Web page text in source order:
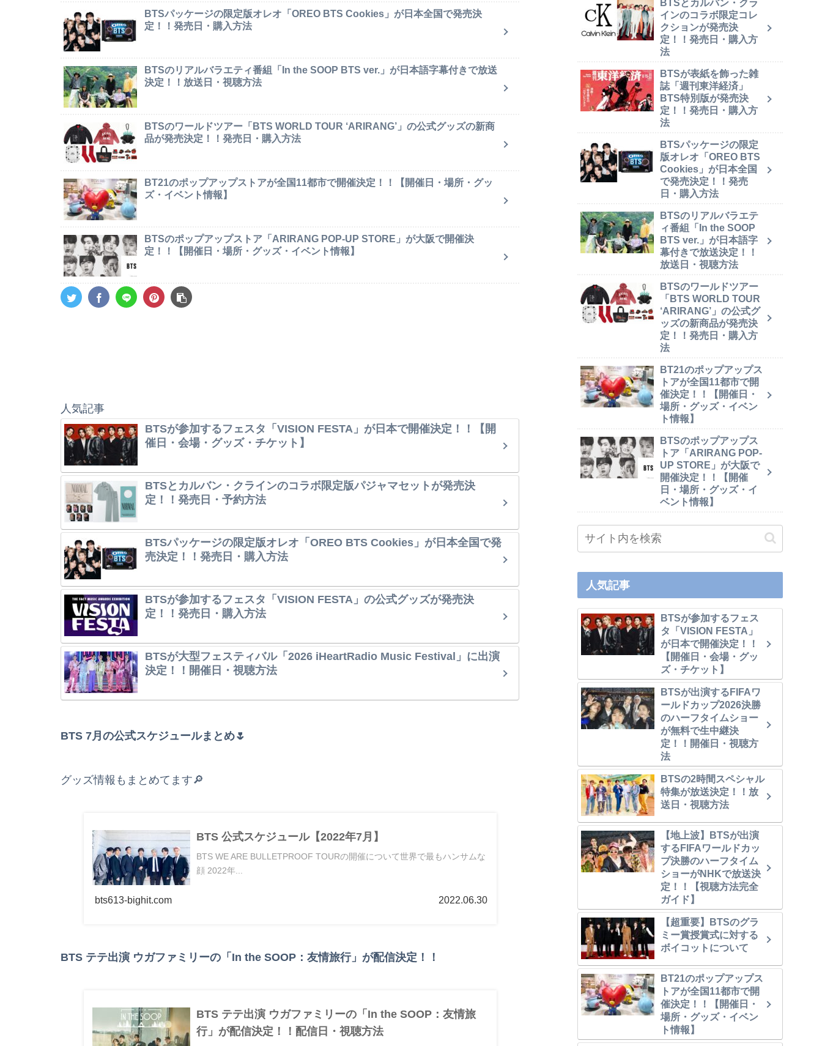
BTSパッケージの限定版オレオ「OREO BTS Cookies」が日本全国で発売決
定！！発売日・購入方法
BTSのリアルバラエティ番組「In the SOOP BTS ver.」が日本語字幕付きで放送
決定！！放送日・視聴方法
BTSのワールドツアー「BTS WORLD TOUR ‘ARIRANG’」の公式グッズの新商
品が発売決定！！発売日・購入方法
BT21のポップアップストアが全国11都市で開催決定！！【開催日・場所・グッ
ズ・イベント情報】
BTSのポップアップストア「ARIRANG POP-UP STORE」が大阪で開催決
定！！【開催日・場所・グッズ・イベント情報】
人気記事
BTSが参加するフェスタ「VISION FESTA」が日本で開催決定！！【開
催日・会場・グッズ・チケット】
BTSとカルバン・クラインのコラボ限定版パジャマセットが発売決
定！！発売日・予約方法
BTSパッケージの限定版オレオ「OREO BTS Cookies」が日本全国で発
売決定！！発売日・購入方法
BTSが参加するフェスタ「VISION FESTA」の公式グッズが発売決
定！！発売日・購入方法
BTSが大型フェスティバル「2026 iHeartRadio Music Festival」に出演
決定！！開催日・視聴方法
BTS 7月の公式スケジュールまとめ🌷
グッズ情報もまとめてます🔎
BTS 公式スケジュール【2022年7月】
BTS WE ARE BULLETPROOF TOURの開催について世界で最もハンサムな
顔 2022年...
bts613-bighit.com 2022.06.30
BTS テテ出演 ウガファミリーの「In the SOOP：友情旅行」が配信決定！！
BTS テテ出演 ウガファミリーの「In the SOOP：友情旅
行」が配信決定！！配信日・視聴方法
BTSとカルバン・クラ
インのコラボ限定コレ
クションが発売決
定！！発売日・購入方
法
BTSが表紙を飾った雑
誌「週刊東洋経済」
BTS特別版が発売決
定！！発売日・購入方
法
BTSパッケージの限定
版オレオ「OREO BTS
Cookies」が日本全国
で発売決定！！発売
日・購入方法
BTSのリアルバラエテ
ィ番組「In the SOOP
BTS ver.」が日本語字
幕付きで放送決定！！
放送日・視聴方法
BTSのワールドツアー
「BTS WORLD TOUR
‘ARIRANG’」の公式グ
ッズの新商品が発売決
定！！発売日・購入方
法
BT21のポップアップス
トアが全国11都市で開
催決定！！【開催日・
場所・グッズ・イベン
ト情報】
BTSのポップアップス
トア「ARIRANG POP-
UP STORE」が大阪で
開催決定！！【開催
日・場所・グッズ・イ
ベント情報】
人気記事
BTSが参加するフェス
タ「VISION FESTA」
が日本で開催決定！！
【開催日・会場・グッ
ズ・チケット】
BTSが出演するFIFAワ
ールドカップ2026決勝
のハーフタイムショー
が無料で生中継決
定！！開催日・視聴方
法
BTSの2時間スペシャル
特集が放送決定！！放
送日・視聴方法
【地上波】BTSが出演
するFIFAワールドカッ
プ決勝のハーフタイム
ショーがNHKで放送決
定！！【視聴方法完全
ガイド】
【超重要】BTSのグラ
ミー賞授賞式に対する
ボイコットについて
BT21のポップアップス
トアが全国11都市で開
催決定！！【開催日・
場所・グッズ・イベン
ト情報】